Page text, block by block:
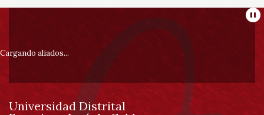
estado
Información
pie
de
Cargando aliados...
Universidad Distrital